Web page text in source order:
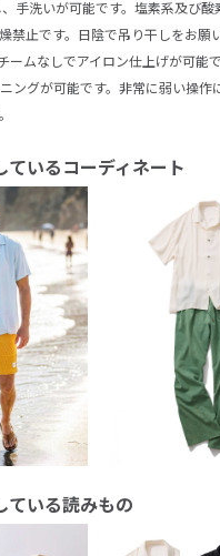
手洗いが可能です。塩素系及び酸
禁止です。日陰で吊り干しをお願
ームなしでアイロン仕上げが可能
ングが可能です。非常に弱い操作
ているコーディネート
ている読みもの